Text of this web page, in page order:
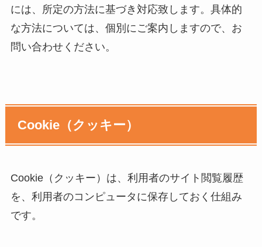
には、所定の方法に基づき対応致します。具体的
な方法については、個別にご案内しますので、お
問い合わせください。
Cookie（クッキー）
Cookie（クッキー）は、利用者のサイト閲覧履歴
を、利用者のコンピュータに保存しておく仕組み
です。